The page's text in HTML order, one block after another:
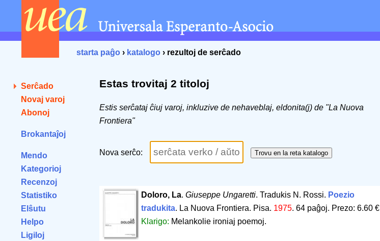
starta paĝo › katalogo › rezultoj de serĉado
Serĉado
Novaj varoj
Abonoj
Brokantaĵoj
Mendo
Kategorioj
Recenzoj
Statistiko
Elŝutu
Helpo
Ligiloj
Estas trovitaj 2 titoloj
Estis serĉataj ĉiuj varoj, inkluzive de nehaveblaj, eldonita(j) de "La Nuova
Frontiera"
Nova serĉo:
Doloro, La. Giuseppe Ungaretti. Tradukis N. Rossi. Poezio
tradukita. La Nuova Frontiera. Pisa. 1975. 64 paĝoj. Prezo: 6.60 €
Klarigo: Melankolie ironiaj poemoj.